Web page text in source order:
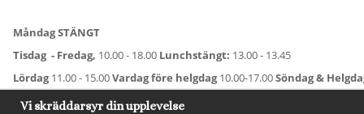
Måndag STÄNGT
Tisdag - Fredag, 10.00 - 18.00 Lunchstängt: 13.00 - 13.45
Lördag11.00 - 15.00Vardag före helgdag10.00-17.00Söndag &
För avvikande öppettider:Titta här
Vi skräddarsyr din upplevelse